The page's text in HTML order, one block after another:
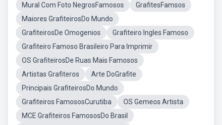
Mural Com Foto NegrosFamosos
GrafitesFamsos
Maiores GrafiteirosDo Mundo
GrafiteirosDe Omogenios
Grafiteiro Ingles Famoso
Grafiteiro Famoso Brasileiro Para Imprimir
OS GrafiteirosDe Ruas Mais Famosos
Artistas Grafiteros
Arte DoGrafite
Principais GrafiteirosDo Mundo
Grafiteiros FamososCurutiba
OS Gemeos Artista
MCE Grafiteiros FamososDo Brasil